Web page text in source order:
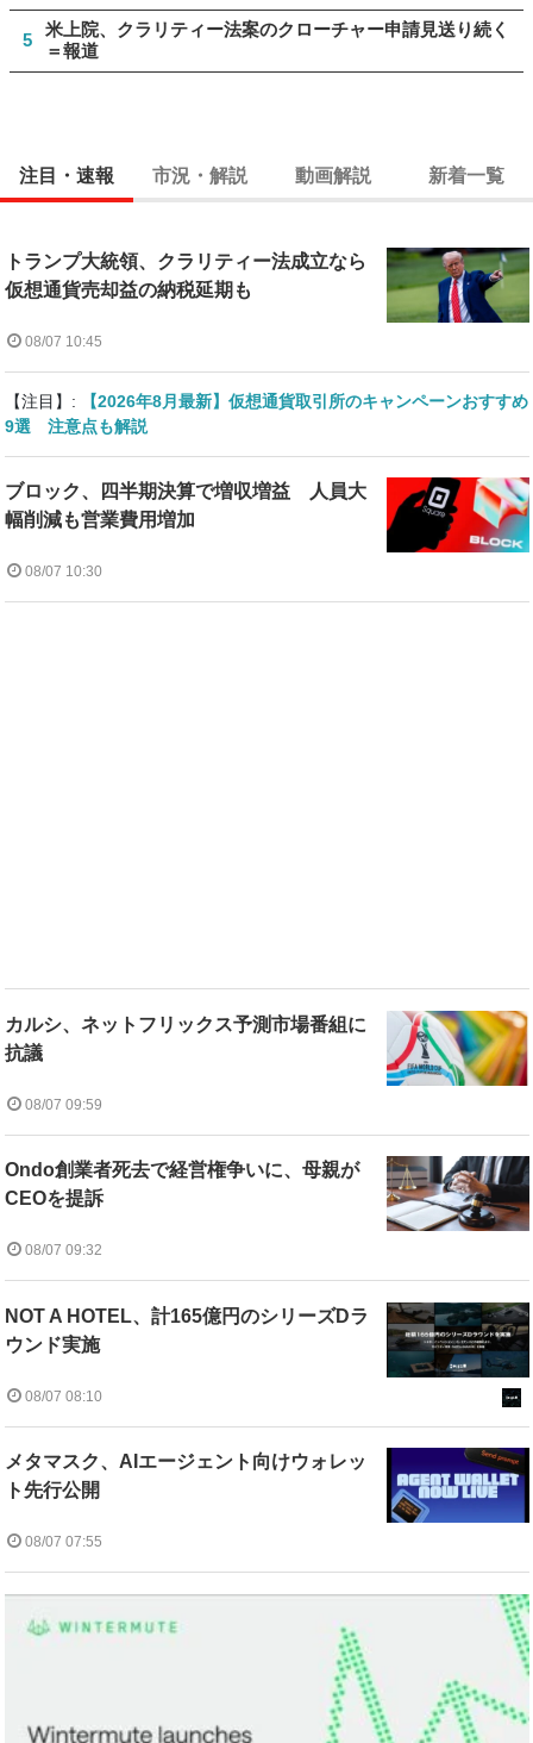
5
米上院、クラリティー法案のクローチャー申請見送り続く
＝報道
注目・速報 市況・解説 動画解説 新着一覧
トランプ大統領、クラリティー法成立なら
仮想通貨売却益の納税延期も
08/07 10:45
【注目】:
【2026年8月最新】仮想通貨取引所のキャンペーンおすすめ
9選 注意点も解説
ブロック、四半期決算で増収増益 人員大
幅削減も営業費用増加
08/07 10:30
カルシ、ネットフリックス予測市場番組に
抗議
08/07 09:59
Ondo創業者死去で経営権争いに、母親が
CEOを提訴
08/07 09:32
NOT A HOTEL、計165億円のシリーズDラ
ウンド実施
08/07 08:10
メタマスク、AIエージェント向けウォレッ
ト先行公開
08/07 07:55